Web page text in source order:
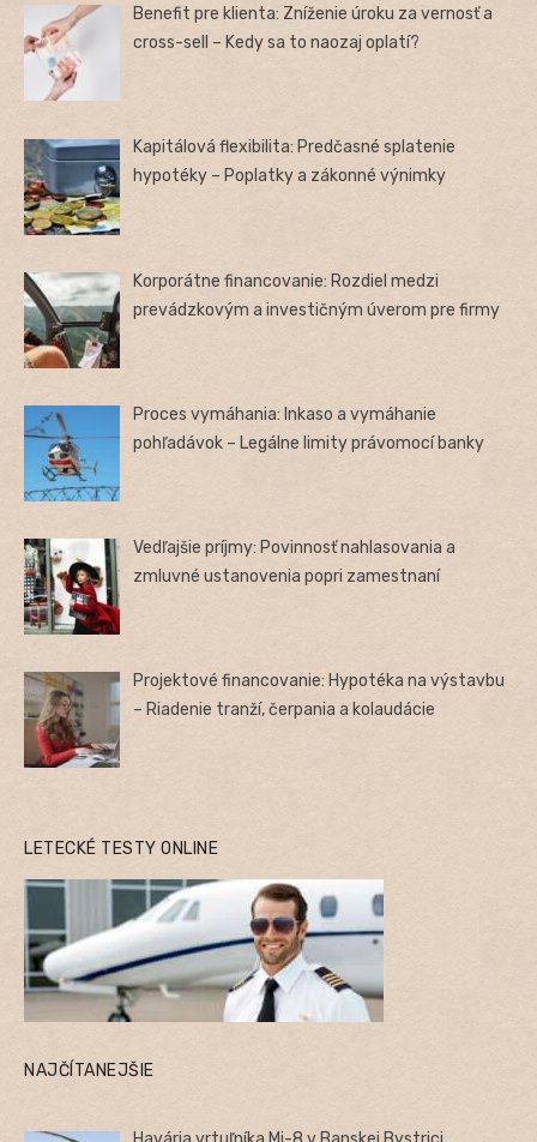
Benefit pre klienta: Zníženie úroku za vernosť a
cross-sell – Kedy sa to naozaj oplatí?
Kapitálová flexibilita: Predčasné splatenie
hypotéky – Poplatky a zákonné výnimky
Korporátne financovanie: Rozdiel medzi
prevádzkovým a investičným úverom pre firmy
Proces vymáhania: Inkaso a vymáhanie
pohľadávok – Legálne limity právomocí banky
Vedľajšie príjmy: Povinnosť nahlasovania a
zmluvné ustanovenia popri zamestnaní
Projektové financovanie: Hypotéka na výstavbu
– Riadenie tranží, čerpania a kolaudácie
LETECKÉ TESTY ONLINE
NAJČÍTANEJŠIE